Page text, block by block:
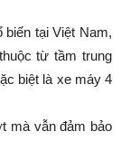
biến tại Việt Nam,
từ tầm trung
biệt là xe máy 4
mà vẫn đảm bảo